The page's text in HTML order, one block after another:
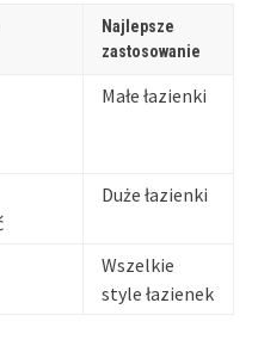
Najlepsze
zastosowanie
Małe łazienki
Duże łazienki
Wszelkie
style łazienek